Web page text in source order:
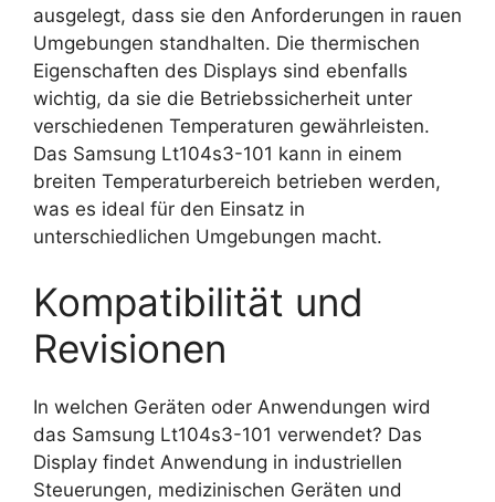
ausgelegt, dass sie den Anforderungen in rauen
Umgebungen standhalten. Die thermischen
Eigenschaften des Displays sind ebenfalls
wichtig, da sie die Betriebssicherheit unter
verschiedenen Temperaturen gewährleisten.
Das Samsung Lt104s3-101 kann in einem
breiten Temperaturbereich betrieben werden,
was es ideal für den Einsatz in
unterschiedlichen Umgebungen macht.
Kompatibilität und
Revisionen
In welchen Geräten oder Anwendungen wird
das Samsung Lt104s3-101 verwendet? Das
Display findet Anwendung in industriellen
Steuerungen, medizinischen Geräten und